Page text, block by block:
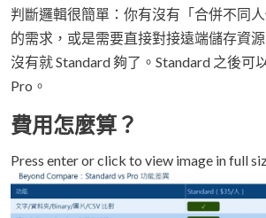
判斷邏輯很簡單：你有沒有「合併不同人
的需求，或是需要直接對接遠端儲存資
沒有就 Standard 夠了。Standard 之後可
Pro。
費用怎麼算？
Press enter or click to view image in full